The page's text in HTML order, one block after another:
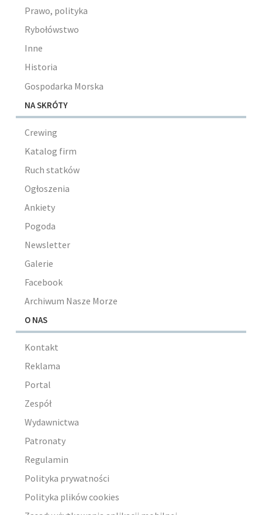
Prawo, polityka
Rybołówstwo
Inne
Historia
Gospodarka Morska
NA SKRÓTY
Crewing
Katalog firm
Ruch statków
Ogłoszenia
Ankiety
Pogoda
Newsletter
Galerie
Facebook
Archiwum Nasze Morze
O NAS
Kontakt
Reklama
Portal
Zespół
Wydawnictwa
Patronaty
Regulamin
Polityka prywatności
Polityka plików cookies